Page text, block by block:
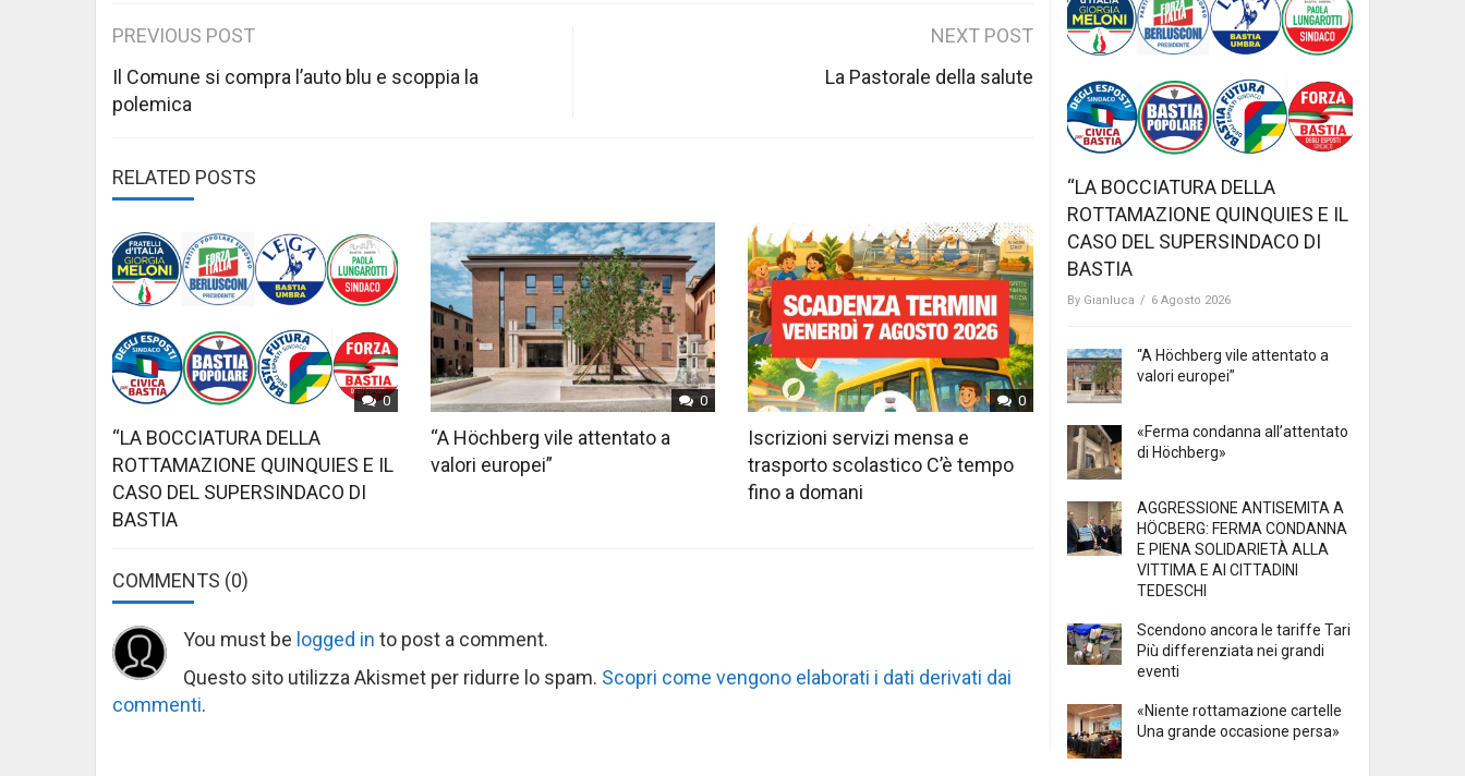
Post
navigation
PREVIOUS POST
Il Comune si compra l’auto blu e scoppia la
polemica
NEXT POST
La Pastorale della salute
RELATED POSTS
0
“LA BOCCIATURA DELLA
ROTTAMAZIONE QUINQUIES E IL
CASO DEL SUPERSINDACO DI
BASTIA
0
“A Höchberg vile attentato a
valori europei”
0
Iscrizioni servizi mensa e
trasporto scolastico C’è tempo
fino a domani
COMMENTS (0)
You must be logged in to post a comment.
Questo sito utilizza Akismet per ridurre lo spam. Scopri come vengono elaborati i dati derivati dai
commenti.
“LA BOCCIATURA DELLA
ROTTAMAZIONE QUINQUIES E IL
CASO DEL SUPERSINDACO DI
BASTIA
By Gianluca / 6 Agosto 2026
“A Höchberg vile attentato a
valori europei”
«Ferma condanna all’attentato
di Höchberg»
AGGRESSIONE ANTISEMITA A
HÖCBERG: FERMA CONDANNA
E PIENA SOLIDARIETÀ ALLA
VITTIMA E AI CITTADINI
TEDESCHI
Scendono ancora le tariffe Tari
Più differenziata nei grandi
eventi
«Niente rottamazione cartelle
Una grande occasione persa»